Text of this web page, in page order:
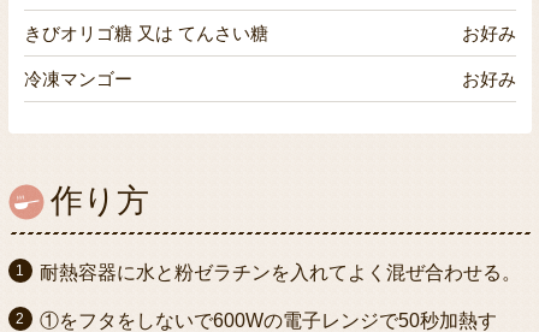
きびオリゴ糖 又は てんさい糖 お好み
冷凍マンゴー お好み
作り方
耐熱容器に水と粉ゼラチンを入れてよく混ぜ合わせる。
①をフタをしないで600Wの電子レンジで50秒加熱す